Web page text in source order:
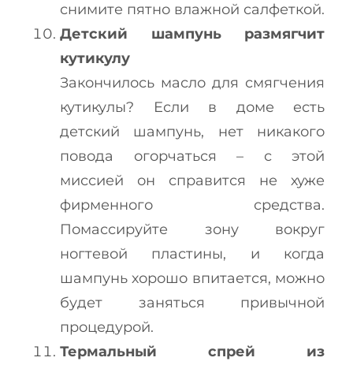
снимите пятно влажной салфеткой.
Детский шампунь размягчит
кутикулу
Закончилось масло для смягчения
кутикулы? Если в доме есть
детский шампунь, нет никакого
повода огорчаться – с этой
миссией он справится не хуже
фирменного средства.
Помассируйте зону вокруг
ногтевой пластины, и когда
шампунь хорошо впитается, можно
будет заняться привычной
процедурой.
Термальный спрей из